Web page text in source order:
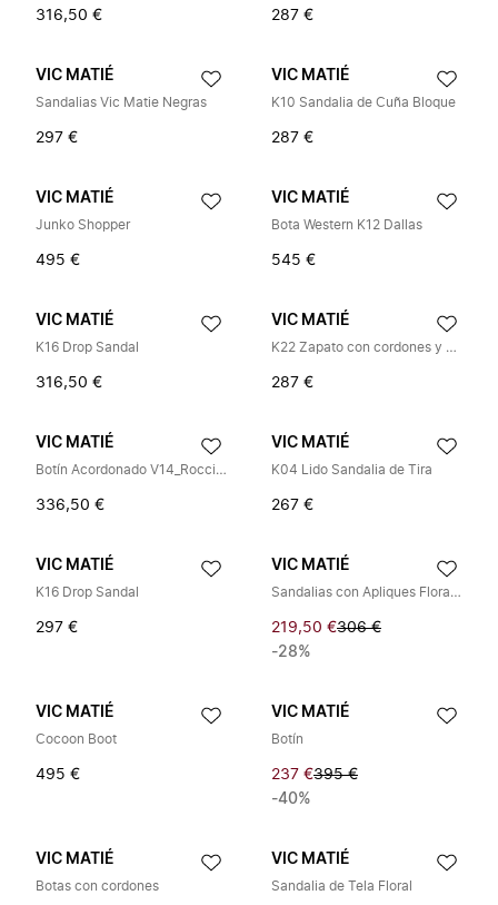
316,50 € 287 €
VIC MATIÉ
Sandalias Vic Matie Negras
297 €
VIC MATIÉ
K10 Sandalia de Cuña Bloque
287 €
VIC MATIÉ
Junko Shopper
495 €
VIC MATIÉ
Bota Western K12 Dallas
545 €
VIC MATIÉ
K16 Drop Sandal
316,50 €
VIC MATIÉ
K22 Zapato con cordones y anillo
287 €
VIC MATIÉ
Botín Acordonado V14_Roccia sin Forro
336,50 €
VIC MATIÉ
K04 Lido Sandalia de Tira
267 €
VIC MATIÉ
K16 Drop Sandal
297 €
VIC MATIÉ
Sandalias con Apliques Florales
219,50 €306 €
-28%
VIC MATIÉ
Cocoon Boot
495 €
VIC MATIÉ
Botín
237 €395 €
-40%
VIC MATIÉ
Botas con cordones
VIC MATIÉ
Sandalia de Tela Floral